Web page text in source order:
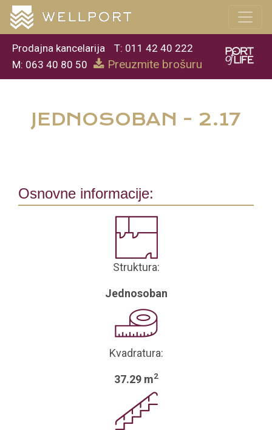
Prodajna kancelarija
T: 011 42 40 222
M: 063 40 80 50
Preuzmite brošuru
JEDNOSOBAN - 2.17
Osnovne informacije:
Struktura:
Jednosoban
Kvadratura:
37.29 m2